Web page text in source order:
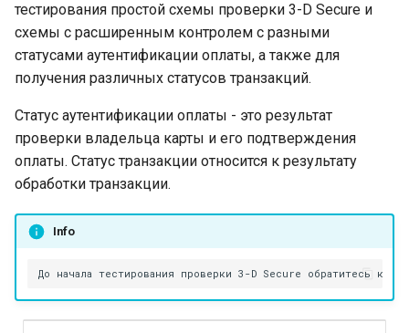
Запрос статуса
транзакции по токену
Запрос баланса
тестирования простой схемы проверки 3-D Secure и
схемы с расширенным контролем с разными
статусами аутентификации оплаты, а также для
получения различных статусов транзакций.
Статус аутентификации оплаты - это результат
проверки владельца карты и его подтверждения
оплаты. Статус транзакции относится к результату
обработки транзакции.
Info